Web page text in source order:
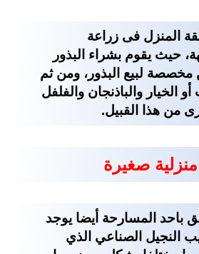
المنزل فى زراعة
حيث يقوم بشراء البذور
مخصصة لبيع البذور، ومن ثم
الخيار والباذنجان والفلفل
من هذا القبيل.
صغيرة
باحد المسارحة أيضا يوجد
النجيل الصناعي الذي